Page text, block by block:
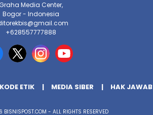
Graha Media Center,
Bogor - Indonesia
+628557777888
KODE ETIK MEDIA SIBER HAK JAWAB
- ALL RIGHTS RESERVED